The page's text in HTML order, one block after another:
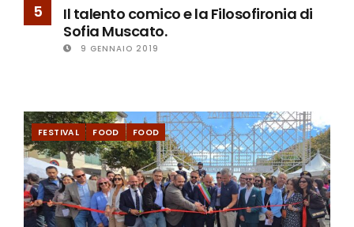
5
Il talento comico e la Filosofironia di
Sofia Muscato.
9 GENNAIO 2019
FESTIVAL FOOD FOOD